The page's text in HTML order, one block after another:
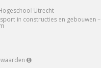
Utrecht
in constructies en gebouwen –
waarden